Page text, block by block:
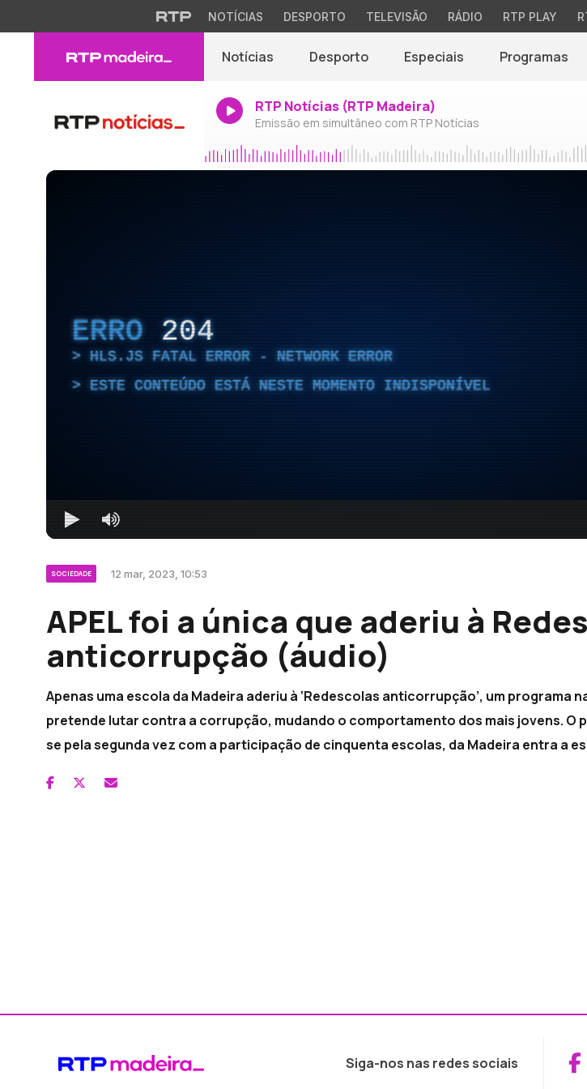
NOTÍCIAS DESPORTO TELEVISÃO RÁDIO RTP PLAY
Notícias Desporto Especiais Programas
RTP Notícias (RTP Madeira)
Emissão em simultâneo com RTP Notícias
ERRO 204
HLS.JS FATAL ERROR - NETWORK ERROR
ESTE CONTEÚDO ESTÁ NESTE MOMENTO INDISPONÍVEL
SOCIEDADE 12 mar, 2023, 10:53
APEL foi a única que aderiu à
anticorrupção (áudio)
Apenas uma escola da Madeira aderiu à ‘Redescolas anticorrupção’, um programa
pretende lutar contra a corrupção, mudando o comportamento dos mais jovens. O
se pela segunda vez com a participação de cinquenta escolas, da Madeira entra a
Siga-nos nas redes sociais